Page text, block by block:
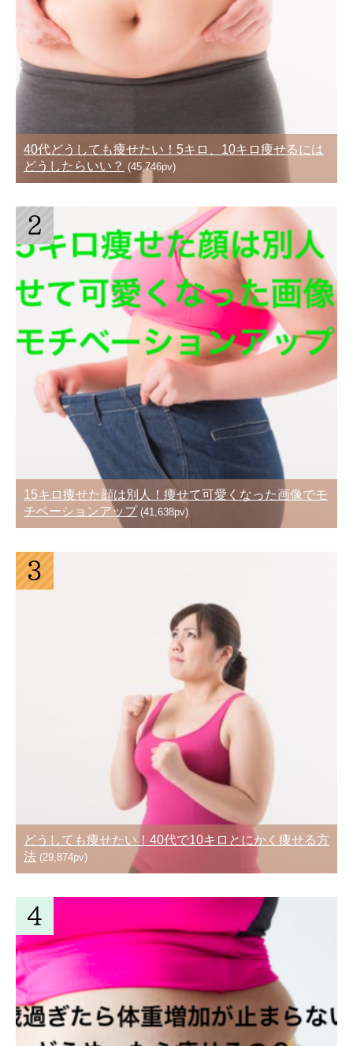
40代どうしても痩せたい！5キロ、10キロ痩せるには
どうしたらいい？ (45,746pv)
15キロ痩せた顔は別人！痩せて可愛くなった画像でモ
チベーションアップ (41,638pv)
どうしても痩せたい！40代で10キロとにかく痩せる方
法 (29,874pv)